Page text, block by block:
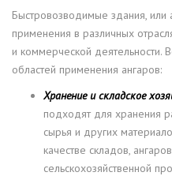
Быстровозводимые здания,
применения в различных
и коммерческой деятельности.
областей применения ангаров:
Хранение и складское
подходят для хранения
сырья и других
качестве складов,
сельскохозяйственной